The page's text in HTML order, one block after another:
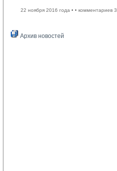
22 ноября 2016 года • • комментариев 3
Архив новостей